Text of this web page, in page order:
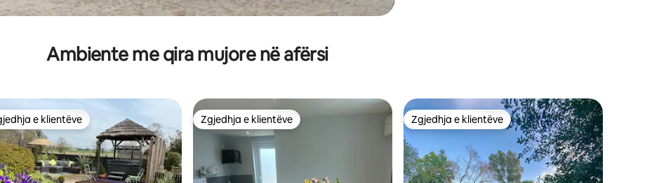
Ambiente me qira mujore në afërsi
e klientëve
e klientëve Zgjedhja e klientëve
Zgjedhja e klientëve Zgjedhja e klientëve
Zgjedhja e klientëve